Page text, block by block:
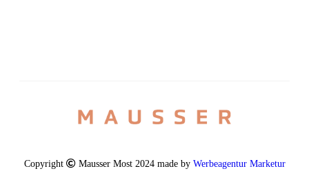
Copyright Mausser Most 2024 made by Werbeagentur Marketur